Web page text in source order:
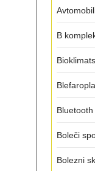
vašem
domu
povsem
smrad
odtoka
B
Boleči
Bolezni